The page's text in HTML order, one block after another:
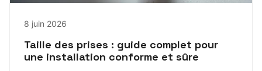
8 juin 2026
Taille des prises : guide complet pour
une installation conforme et sûre